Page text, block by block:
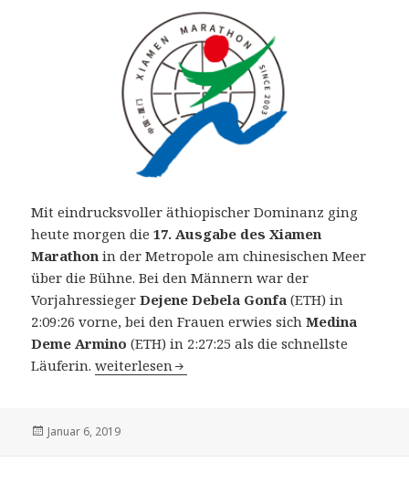
Mit eindrucksvoller äthiopischer Dominanz ging
heute morgen die17. Ausgabe des Xiamen
Marathon in der Metropole am chinesischen Meer
über die Bühne. Bei den Männern war der
VorjahressiegerDejene Debela Gonfa (ETH) in
2:09:26 vorne, bei den Frauen erwies sich Medina
Deme Armino (ETH) in 2:27:25 als die schnellste
Läuferin.17. Xiamen Marathon (China) am 6. Januar
weiterlesen
Veröffentlicht
Januar 6, 2019